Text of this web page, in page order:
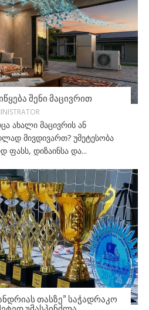
ᲨᲔᲜᲘ ᲛᲐᲪᲘᲕᲠᲘᲗ
ახალი მაცივრის ან
მივდივართ? უმეტესობა
ფასს, დიზაინსა და...
ᲗᲐᲡᲖᲔ” ᲡᲐᲭᲐᲓᲠᲐᲙᲝ